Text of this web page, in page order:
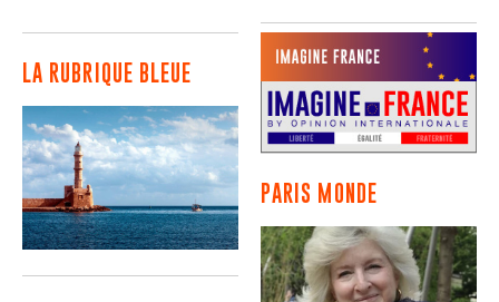
LA RUBRIQUE BLEUE
PARIS MONDE